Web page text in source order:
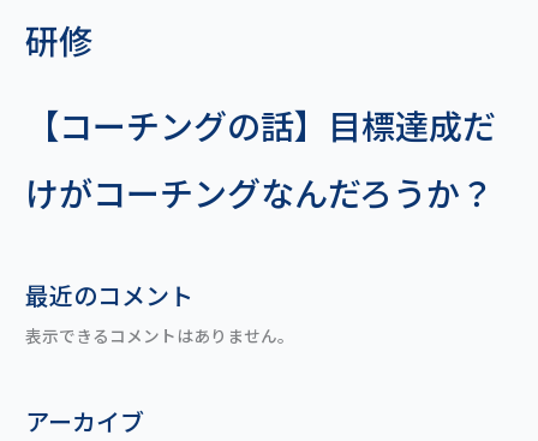
研修
【コーチングの話】目標達成だ
けがコーチングなんだろうか？
最近のコメント
表示できるコメントはありません。
アーカイブ